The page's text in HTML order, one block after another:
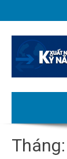
Tháng: